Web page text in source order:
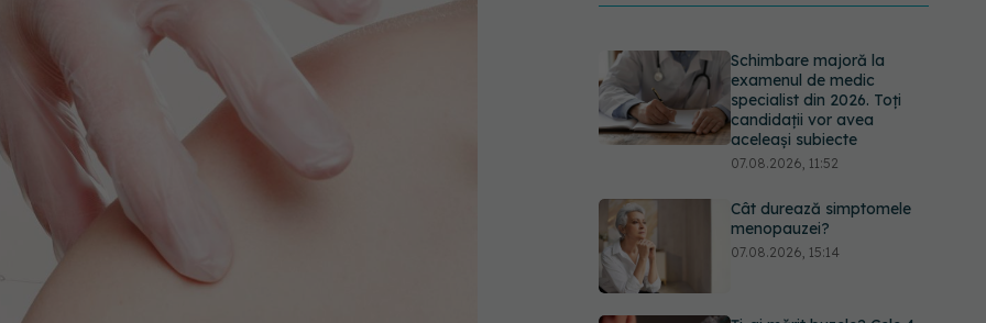
Cât durează simptomele
menopauzei?
07.08.2026, 15:14
Ți-ai mărit buzele? Cele 4
rezultatul după injectarea
cu acid hialuronic
07.08.2026, 13:54